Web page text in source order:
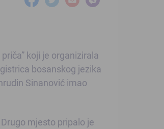
koji je organizirala
bosanskog jezika
Sinanović imao
mjesto pripalo je